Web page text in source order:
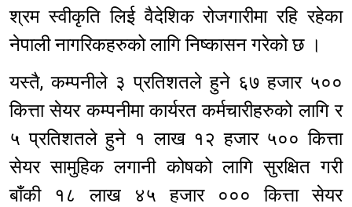
श्रम स्वीकृति लिई वैदेशिक रोजगारीमा रहि रहेका
नेपाली नागरिकहरुको लागि निष्कासन गरेको छ ।
यस्तै, कम्पनीले ३ प्रतिशतले हुने ६७ हजार ५००
कित्ता सेयर कम्पनीमा कार्यरत कर्मचारीहरुको लागि र
५ प्रतिशतले हुने १ लाख १२ हजार ५०० कित्ता
सेयर सामुहिक लगानी कोषको लागि सुरक्षित गरी
बाँकी १८ लाख ४५ हजार ००० कित्ता सेयर